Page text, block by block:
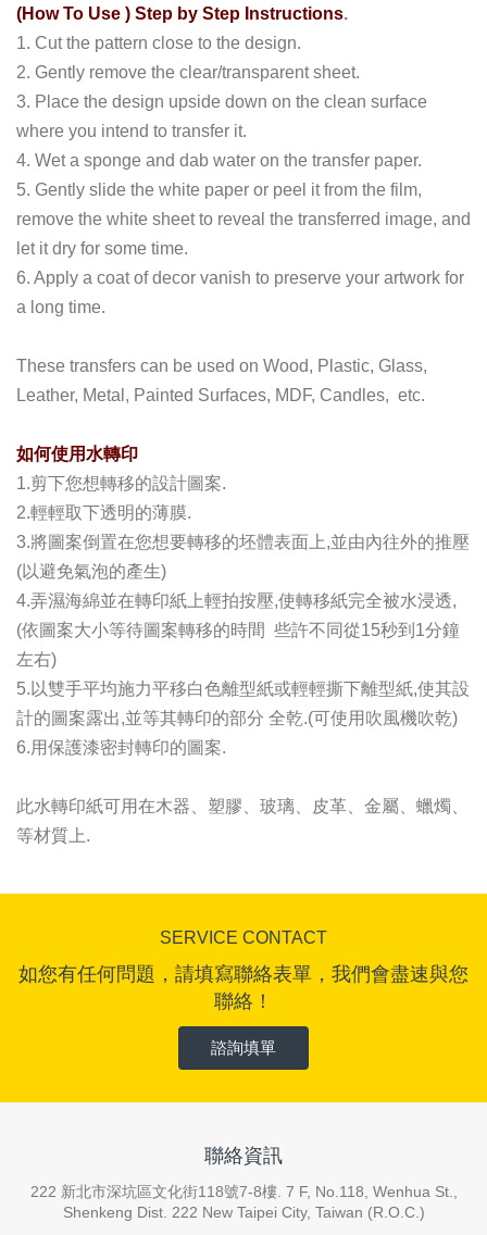
(How To Use ) Step by Step Instructions.
1. Cut the pattern close to the design.
2. Gently remove the clear/transparent sheet.
3. Place the design upside down on the clean surface
where you intend to transfer it.
4. Wet a sponge and dab water on the transfer paper.
5. Gently slide the white paper or peel it from the film,
remove the white sheet to reveal the transferred image, and
let it dry for some time.
6. Apply a coat of decor vanish to preserve your artwork for
a long time.
These transfers can be used on Wood, Plastic, Glass,
Leather, Metal, Painted Surfaces, MDF, Candles, etc.
如何使用水轉印
1.剪下您想轉移的設計圖案.
2.輕輕取下透明的薄膜.
3.將圖案倒置在您想要轉移的坯體表面上,並由內往外的推壓
(以避免氣泡的產生)
4.弄濕海綿並在轉印紙上輕拍按壓,使轉移紙完全被水浸透,
(依圖案大小等待圖案轉移的時間 些許不同從15秒到1分鐘
左右)
5.以雙手平均施力平移白色離型紙或輕輕撕下離型紙,使其設
計的圖案露出,並等其轉印的部分 全乾.(可使用吹風機吹乾)
6.用保護漆密封轉印的圖案.
此水轉印紙可用在木器、塑膠、玻璃、皮革、金屬、蠟燭、
等材質上.
SERVICE CONTACT
如您有任何問題，請填寫聯絡表單，我們會盡速與您
聯絡！
諮詢填單
聯絡資訊
222 新北市深坑區文化街118號7-8樓. 7 F, No.118, Wenhua St.,
Shenkeng Dist. 222 New Taipei City, Taiwan (R.O.C.)